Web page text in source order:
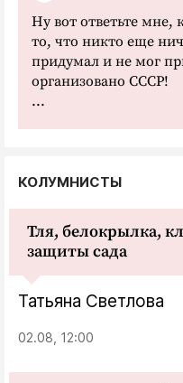
Ну вот ответьте мне,
то, что никто еще
придумал и не мог
организовано СССР!
...
КОЛУМНИСТЫ
Тля, белокрылка,
защиты сада
Татьяна Светлова
02.08, 12:00